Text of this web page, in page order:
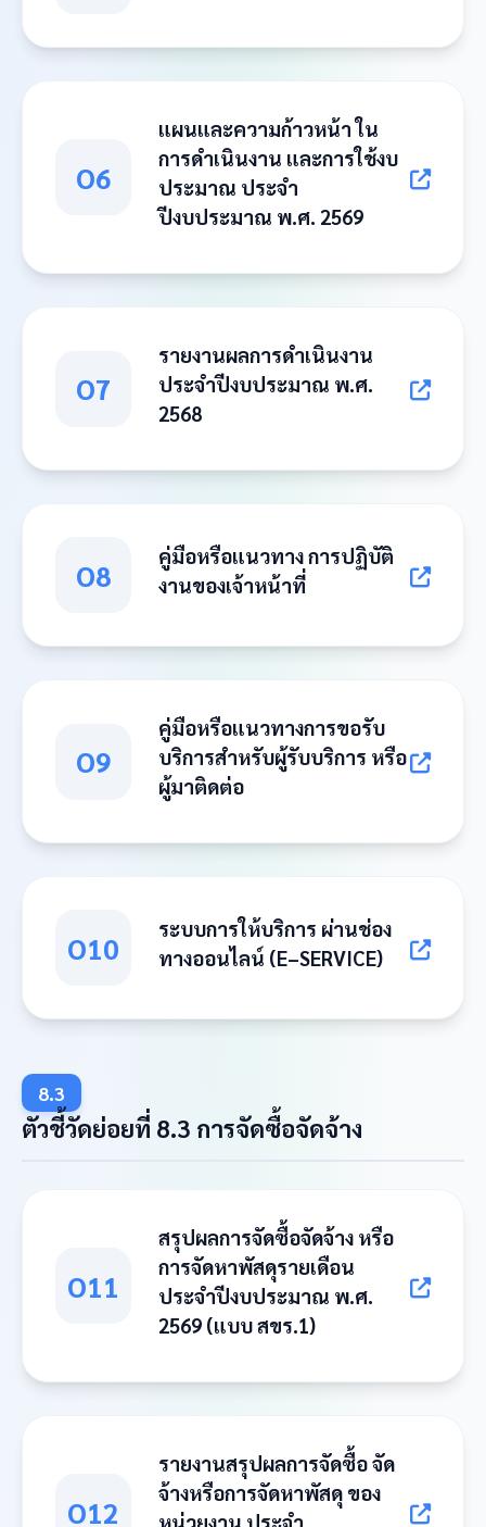
O6
แผนและความก้าวหน้า ใน
การดำเนินงาน และการใช้งบ
ประมาณ ประจำ
ปีงบประมาณ พ.ศ. 2569
O7
รายงานผลการดำเนินงาน
ประจำปีงบประมาณ พ.ศ.
2568
O8
คู่มือหรือแนวทาง การปฏิบัติ
งานของเจ้าหน้าที่
O9
คู่มือหรือแนวทางการขอรับ
บริการสำหรับผู้รับบริการ หรือ
ผู้มาติดต่อ
O10
ระบบการให้บริการ ผ่านช่อง
ทางออนไลน์ (E–SERVICE)
8.3
ตัวชี้วัดย่อยที่ 8.3 การจัดซื้อจัดจ้าง
O11
สรุปผลการจัดซื้อจัดจ้าง หรือ
การจัดหาพัสดุรายเดือน
ประจำปีงบประมาณ พ.ศ.
2569 (แบบ สขร.1)
O12
รายงานสรุปผลการจัดซื้อ จัด
จ้างหรือการจัดหาพัสดุ ของ
หน่วยงาน ประจำ